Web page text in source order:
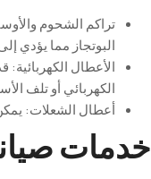
تراكم الشحوم
البوتجاز مما يؤدي
الأعطال الكهربائية:
الكهربائيأوتلف
أعطال الشعلات:
خدمات